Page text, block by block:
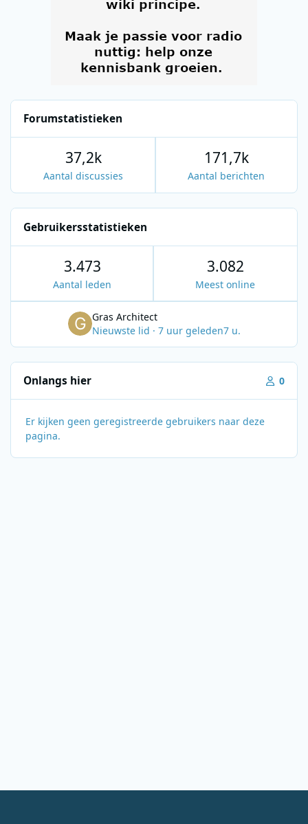
Forumstatistieken
Aantal discussies
37,2k
Aantal berichten
171,7k
Gebruikersstatistieken
3.473
Aantal leden
3.082
Meest online
Gras Architect
Nieuwste lid · 7 uur geleden7 u.
Onlangs hier 0
Er kijken geen geregistreerde gebruikers naar deze
pagina.